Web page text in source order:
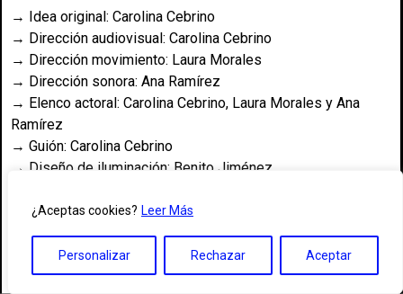
¿Aceptas cookies? Leer Más
Personalizar Rechazar Aceptar
→ Idea original: Carolina Cebrino
→ Dirección audiovisual: Carolina Cebrino
→ Dirección movimiento: Laura Morales
→ Dirección sonora: Ana Ramírez
→ Elenco actoral: Carolina Cebrino, Laura Morales y Ana
Ramírez
→ Guión: Carolina Cebrino
→ Diseño de iluminación: Benito Jiménez
→ Asesoría de vestuario: Nantú
→ Colaboración: María M. Cabeza de Vaca
→ Técnico de escenario: Benito Jiménez
→ Fotografía: NASA